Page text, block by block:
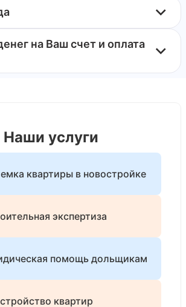
на Ваш счет и оплата
Наши услуги
квартиры в новостройке
экспертиза
помощь дольщикам
квартир